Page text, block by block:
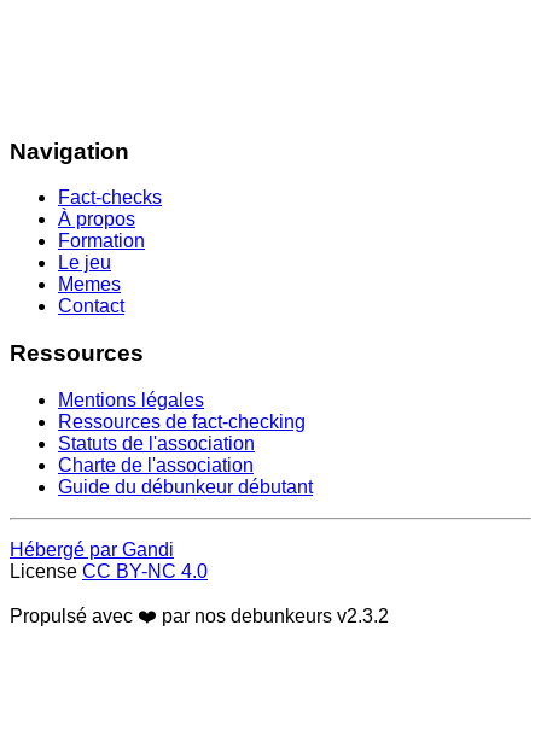
Navigation
Fact-checks
À propos
Formation
Le jeu
Memes
Contact
Ressources
Mentions légales
Ressources de fact-checking
Statuts de l'association
Charte de l'association
Guide du débunkeur débutant
Hébergé par Gandi
License CC BY-NC 4.0
Propulsé avec ❤️ par nos debunkeurs v2.3.2